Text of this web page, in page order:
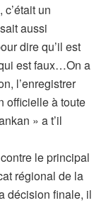
un
aussi
dire qu’il est
est faux…On a
l’enregistrer
officielle à toute
» a t’il
le principal
régional de la
décision finale, il